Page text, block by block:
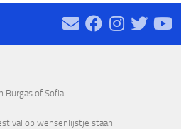
Burgas of Sofia
op wensenlijstje staan